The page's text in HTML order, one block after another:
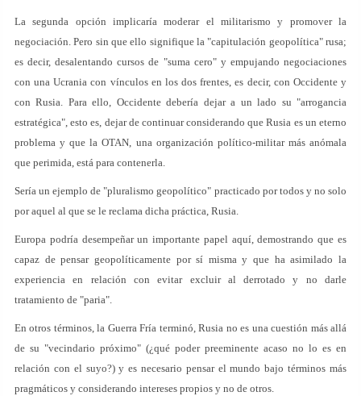
La segunda opción implicaría moderar el militarismo y promover la
negociación. Pero sin que ello signifique la "capitulación geopolítica" rusa;
es decir, desalentando cursos de "suma cero" y empujando negociaciones
con una Ucrania con vínculos en los dos frentes, es decir, con Occidente y
con Rusia. Para ello, Occidente debería dejar a un lado su "arrogancia
estratégica", esto es, dejar de continuar considerando que Rusia es un eterno
problema y que la OTAN, una organización político-militar más anómala
que perimida, está para contenerla.
Sería un ejemplo de "pluralismo geopolítico" practicado por todos y no solo
por aquel al que se le reclama dicha práctica, Rusia.
Europa podría desempeñar un importante papel aquí, demostrando que es
capaz de pensar geopolíticamente por sí misma y que ha asimilado la
experiencia en relación con evitar excluir al derrotado y no darle
tratamiento de "paria".
En otros términos, la Guerra Fría terminó, Rusia no es una cuestión más allá
de su "vecindario próximo" (¿qué poder preeminente acaso no lo es en
relación con el suyo?) y es necesario pensar el mundo bajo términos más
pragmáticos y considerando intereses propios y no de otros.